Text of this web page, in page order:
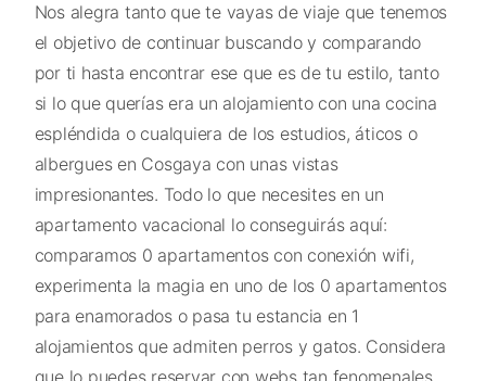
Nos alegra tanto que te vayas de viaje que tenemos
el objetivo de continuar buscando y comparando
por ti hasta encontrar ese que es de tu estilo, tanto
si lo que querías era un alojamiento con una cocina
espléndida o cualquiera de los estudios, áticos o
albergues en Cosgaya con unas vistas
impresionantes. Todo lo que necesites en un
apartamento vacacional lo conseguirás aquí:
comparamos 0 apartamentos con conexión wifi,
experimenta la magia en uno de los 0 apartamentos
para enamorados o pasa tu estancia en 1
alojamientos que admiten perros y gatos. Considera
que lo puedes reservar con webs tan fenomenales